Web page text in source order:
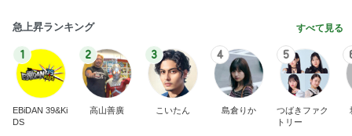
急上昇ランキング すべて見る
1
EBiDAN 39&Ki
DS
2
高山善廣
3
こいたん
4
島倉りか
5
つばきファク
トリー